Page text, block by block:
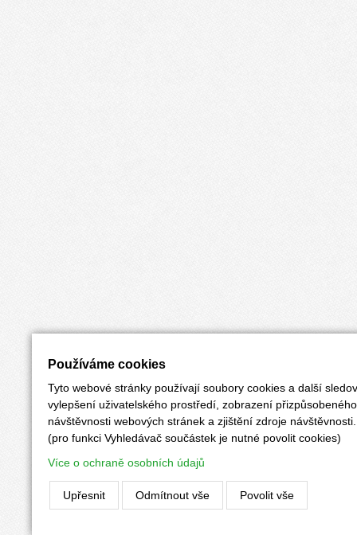
Používáme cookies
Tyto webové stránky používají soubory cookies a další
vylepšení uživatelského prostředí, zobrazení
návštěvnosti webových stránek a zjištění zdroje návštěvnosti.
(pro funkci Vyhledávač součástek je nutné povolit cookies)
Více o ochraně osobních údajů
Upřesnit Odmítnout vše Povolit vše